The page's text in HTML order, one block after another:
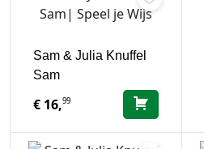
Sam & Julia Knuffel
Sam
€ 16,99